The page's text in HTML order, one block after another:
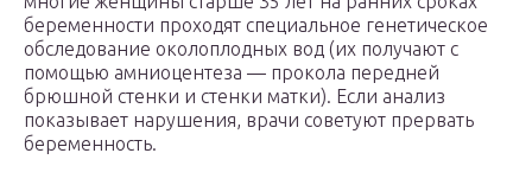
беременности проходят специальное генетическое
обследование околоплодных вод (их получают с
помощью амниоцентеза — прокола передней
брюшной стенки и стенки матки). Если анализ
показывает нарушения, врачи советуют прервать
беременность.